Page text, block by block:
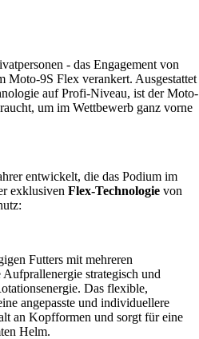
- das Engagement von
9S Flex verankert. Ausgestattet
auf Profi-Niveau, ist der Moto-
um im Wettbewerb ganz vorne
entwickelt, die das Podium im
exklusiven Flex-Technologie von
Futters mit mehreren
strategisch und
Das flexible,
angepasste und individuellere
an Kopfformen und sorgt für eine
Helm.